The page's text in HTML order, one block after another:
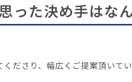
った決め手はな
ださり、幅広くご提案頂いてい